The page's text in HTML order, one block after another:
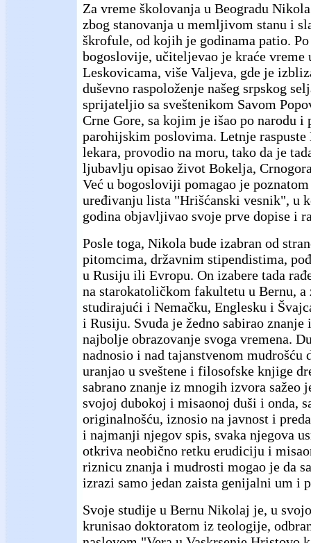
Za vreme školovanja u Beogradu
zbog stanovanja u memljivom stanu i
škrofule, od kojih je godinama patio.
bogoslovije, učiteljevao je kraće vreme
Leskovicama, više Valjeva, gde je
duševno raspoloženje našeg srpskog
sprijateljio sa sveštenikom Savom
Crne Gore, sa kojim je išao po narodu i
parohijskim poslovima. Letnje raspuste
lekara, provodio na moru, tako da je
ljubavlju opisao život Bokelja,
Već u bogosloviji pomagao je
uređivanju lista "Hrišćanski vesnik", u
godina objavljivao svoje prve dopise i
Posle toga, Nikola bude izabran od
pitomcima, državnim stipendistima,
u Rusiju ili Evropu. On izabere tada
na starokatoličkom fakultetu u Bernu, a
studirajući i Nemačku, Englesku i
i Rusiju. Svuda je žedno sabirao
najbolje obrazovanje svoga vremena.
nadnosio i nad tajanstvenom mudrošću
uranjao u sveštene i filosofske knjige
sabrano znanje iz mnogih izvora sažeo
svojoj dubokoj i misaonoj duši i onda,
originalnošću, iznosio na javnost i
i najmanji njegov spis, svaka njegova
otkriva neobično retku erudiciju i
riznicu znanja i mudrosti mogao je da
izrazi samo jedan zaista genijalni um i
Svoje studije u Bernu Nikolaj je, u
krunisao doktoratom iz teologije,